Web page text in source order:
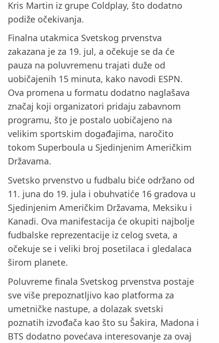
Kris Martin iz grupe Coldplay, što dodatno
podiže očekivanja.
Finalna utakmica Svetskog prvenstva
zakazana je za 19. jul, a očekuje se da će
pauza na poluvremenu trajati duže od
uobičajenih 15 minuta, kako navodi ESPN.
Ova promena u formatu dodatno naglašava
značaj koji organizatori pridaju zabavnom
programu, što je postalo uobičajeno na
velikim sportskim događajima, naročito
tokom Superboula u Sjedinjenim Američkim
Državama.
Svetsko prvenstvo u fudbalu biće održano od
11. juna do 19. jula i obuhvatiće 16 gradova u
Sjedinjenim Američkim Državama, Meksiku i
Kanadi. Ova manifestacija će okupiti najbolje
fudbalske reprezentacije iz celog sveta, a
očekuje se i veliki broj posetilaca i gledalaca
širom planete.
Poluvreme finala Svetskog prvenstva postaje
sve više prepoznatljivo kao platforma za
umetničke nastupe, a dolazak svetski
poznatih izvođača kao što su Šakira, Madona i
BTS dodatno povećava interesovanje za ovaj